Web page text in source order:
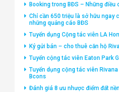
Booking trong BĐS – Những điều
Chỉ cần 650 triệu là sở hữu ngay
những quảng cáo BĐS
Tuyển dụng Cộng tác viên LA
Ký gửi bán – cho thuê căn hộ
Tuyển cộng tác viên Eaton Park
Tuyển dụng cộng tác viên
Bcons
Đánh giá 8 ưu nhược điểm đất